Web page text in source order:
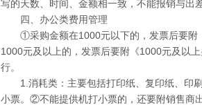
写的天数、时间、金额相一致，不能报销与出
四、办公类费用管理
①采购金额在1000元以下的，发票后要
1000元及以上的，发票后要附《1000元及以
行。
1.消耗类：主要包括打印纸、复印纸、印
小票。②不能提供机打小票的，还要附销售商